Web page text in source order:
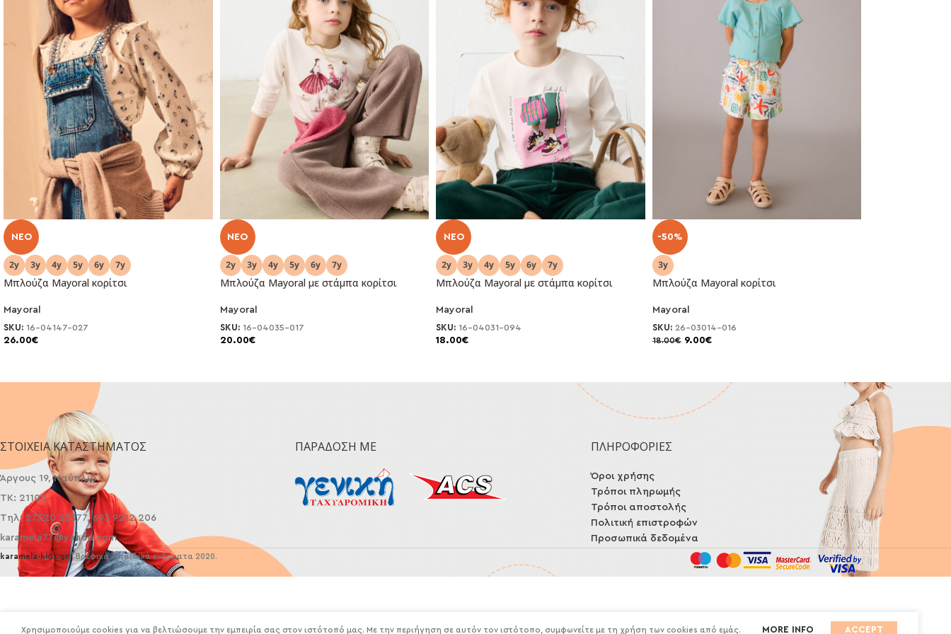
NEO
Μπλούζα Mayoral κορίτσι
Mayoral
SKU: 16-04147-027
26.00€
NEO
Μπλούζα Mayoral με στάμπα κορίτσι
Mayoral
SKU: 16-04035-017
20.00€
NEO
Μπλούζα Mayoral με στάμπα κορίτσι
Mayoral
SKU: 16-04031-094
18.00€
-50%
Μπλούζα Mayoral κορίτσι
Mayoral
SKU: 26-03014-016
18.00€ 9.00€
ΣΤΟΙΧΕΊΑ ΚΑΤΑΣΤΉΜΑΤΟΣ
Άργους 19, Ναύπλιο
ΤΚ: 21100
Τηλ: 27520 25377, 693 9212 206
karamela77@yahoo.com
ΠΑΡΆΔΟΣΗ ΜΕ ΠΛΗΡΟΦΟΡΙΕΣ
Όροι χρήσης
Τρόποι πληρωμής
Τρόποι αποστολής
Πολιτική επιστροφών
Προσωπικά δεδομένα
karamela-kids.gr | Βρεφικά - παιδικά ενδύματα 2020.
Χρησιμοποιούμε cookies για να βελτιώσουμε την εμπειρία σας στον ιστότοπό μας. Με την περιήγηση σε αυτόν τον ιστότοπο, συμφωνείτε με τη χρήση των cookies από εμάς. MORE INFO ACCEPT